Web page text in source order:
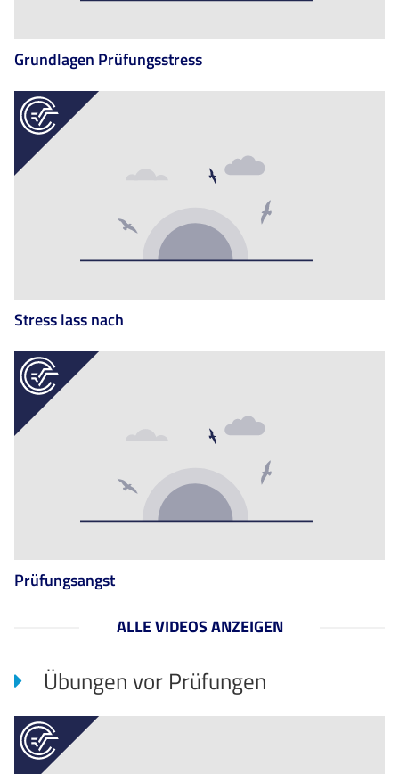
Grundlagen Prüfungsstress
Stress lass nach
Prüfungsangst
ALLE VIDEOS ANZEIGEN
Übungen vor Prüfungen